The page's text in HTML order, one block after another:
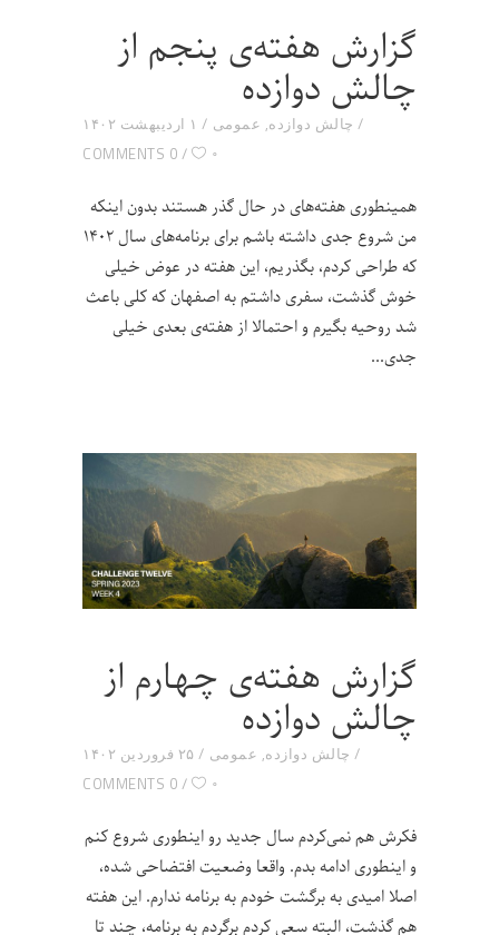
گزارش هفته‌ی پنجم از
چالش دوازده
۱ اردیبهشت ۱۴۰۲ چالش دوازده, عمومی
0 COMMENTS
۰
همینطوری هفته‌های در حال گذر هستند بدون اینکه
من شروع جدی داشته باشم برای برنامه‌های سال ۱۴۰۲
که طراحی کردم، بگذریم، این هفته در عوض خیلی
خوش گذشت، سفری داشتم به اصفهان که کلی باعث
شد روحیه بگیرم و احتمالا از هفته‌ی بعدی خیلی
جدی
گزارش هفته‌ی چهارم از
چالش دوازده
۲۵ فروردین ۱۴۰۲ چالش دوازده, عمومی
0 COMMENTS
۰
فکرش هم نمی‌کردم سال جدید رو اینطوری شروع کنم
و اینطوری ادامه بدم. واقعا وضعیت افتضاحی شده،
اصلا امیدی به برگشت خودم به برنامه ندارم. این هفته
هم گذشت، البته سعی کردم برگردم به برنامه‌، چند تا